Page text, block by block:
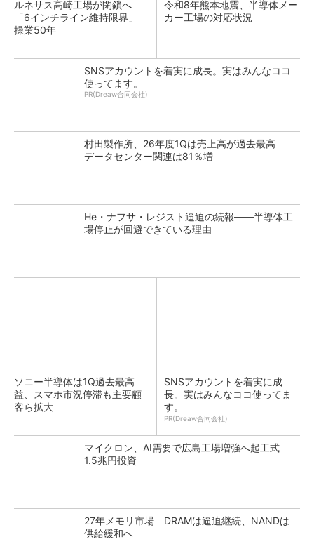
ルネサス高崎工場が閉鎖へ
「6インチライン維持限界」
操業50年
令和8年熊本地震、半導体メー
カー工場の対応状況
SNSアカウントを着実に成長。実はみんなココ
使ってます。
PR(Dreaw合同会社)
村田製作所、26年度1Qは売上高が過去最高
データセンター関連は81％増
He・ナフサ・レジスト逼迫の続報――半導体工
場停止が回避できている理由
ソニー半導体は1Q過去最高
益、スマホ市況停滞も主要顧
客ら拡大
SNSアカウントを着実に成
長。実はみんなココ使ってま
す。
PR(Dreaw合同会社)
マイクロン、AI需要で広島工場増強へ起工式
1.5兆円投資
27年メモリ市場 DRAMは逼迫継続、NANDは
供給緩和へ